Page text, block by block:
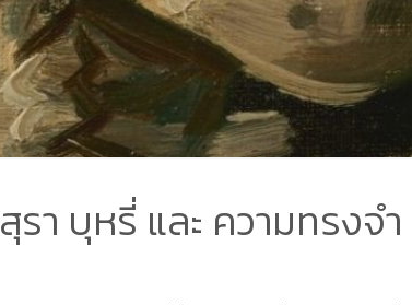
สุรา บุหรี่ และ ความทรงจำ